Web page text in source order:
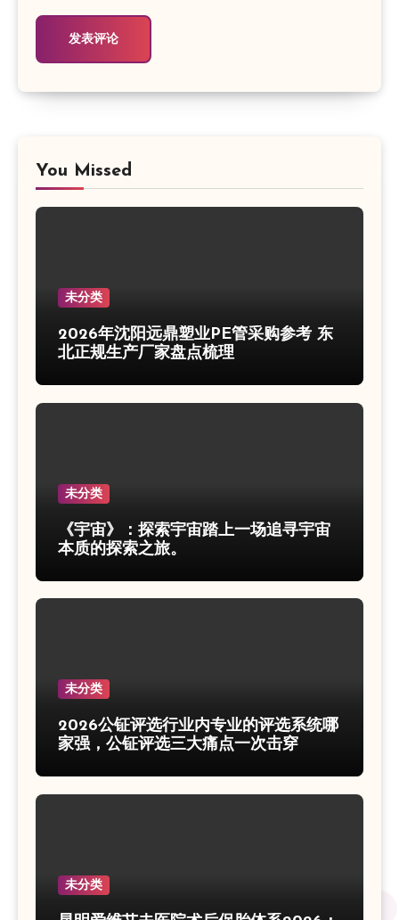
You Missed
未分类
2026年沈阳远鼎塑业PE管采购参考 东
北正规生产厂家盘点梳理
未分类
《宇宙》：探索宇宙踏上一场追寻宇宙
本质的探索之旅。
未分类
2026公钲评选行业内专业的评选系统哪
家强，公钲评选三大痛点一次击穿
未分类